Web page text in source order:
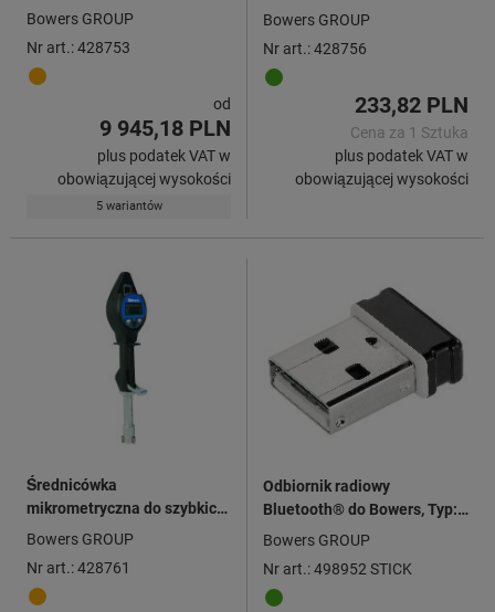
mikrometrycznych do
Holematic HCT z Bluetooth®
Bowers GROUP
Nr art.: 428753
od
9 945,18 PLN
plus podatek VAT w
obowiązującej wysokości
5 wariantów
Bowers GROUP
Nr art.: 428756
233,82 PLN
Cena za 1 Sztuka
plus podatek VAT w
obowiązującej wysokości
Średnicówka
mikrometryczna do szybkich
pomiarów XTL, cyfrowa z
Bowers GROUP
Nr art.: 428761
Odbiornik radiowy
Bluetooth® do Bowers, Typ:
STICK
Bowers GROUP
Nr art.: 498952 STICK